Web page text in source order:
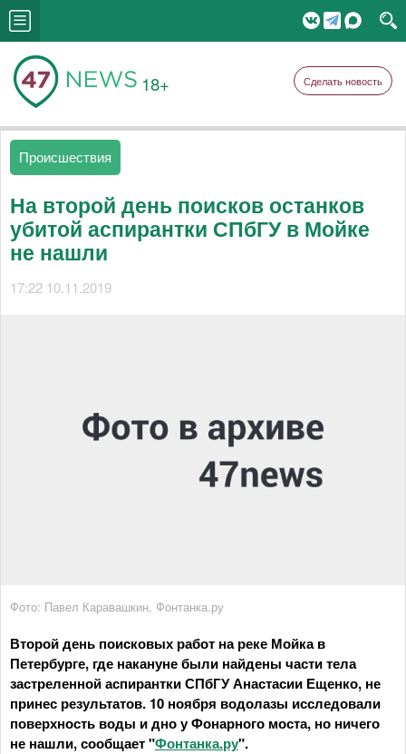
18+ Сделать новость
Происшествия
На второй день поисков останков
убитой аспирантки СПбГУ в Мойке
не нашли
17:22 10.11.2019
Фото: Павел Каравашкин, Фонтанка.ру
Второй день поисковых работ на реке Мойка в
Петербурге, где накануне были найдены части тела
застреленной аспирантки СПбГУ Анастасии Ещенко, не
принес результатов. 10 ноября водолазы исследовали
поверхность воды и дно у Фонарного моста, но ничего
не нашли, сообщает "Фонтанка.ру".